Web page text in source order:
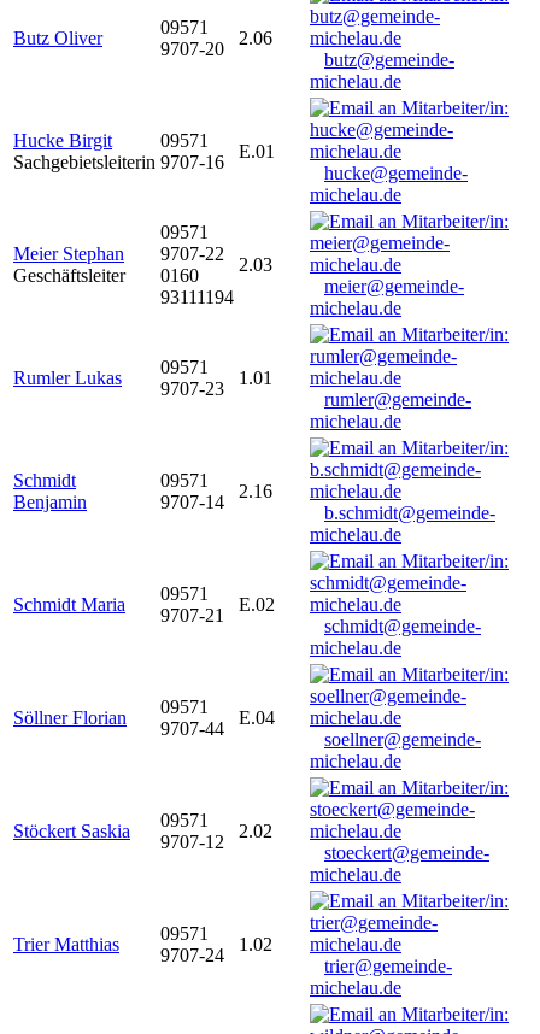
Butz Oliver
09571
9707-20
2.06
butz@gemeinde-
michelau.de
Hucke Birgit
Sachgebietsleiterin
09571
9707-16
E.01
hucke@gemeinde-
michelau.de
Meier Stephan
Geschäftsleiter
09571
9707-22
0160
93111194
2.03
meier@gemeinde-
michelau.de
Rumler Lukas
09571
9707-23
1.01
rumler@gemeinde-
michelau.de
Schmidt
Benjamin
09571
9707-14
2.16
b.schmidt@gemeinde-
michelau.de
Schmidt Maria
09571
9707-21
E.02
schmidt@gemeinde-
michelau.de
Söllner Florian
09571
9707-44
E.04
soellner@gemeinde-
michelau.de
Stöckert Saskia
09571
9707-12
2.02
stoeckert@gemeinde-
michelau.de
Trier Matthias
09571
9707-24
1.02
trier@gemeinde-
michelau.de